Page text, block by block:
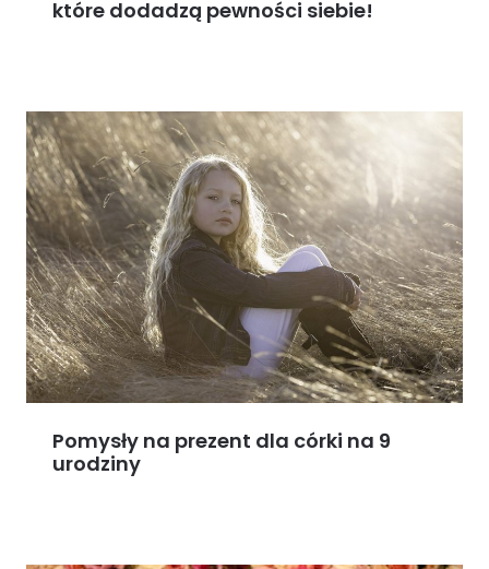
które dodadzą pewności siebie!
Pomysły na prezent dla córki na 9
urodziny